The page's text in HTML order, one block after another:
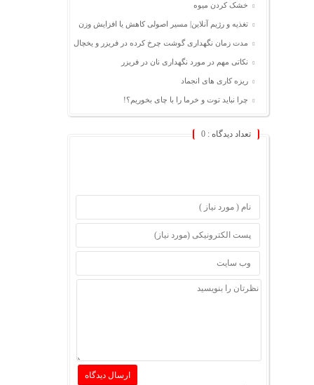
خشک کردن میوه
تغذیه و رژیم آنلاین| مسیر اصولی کاهش یا افزایش وزن
مدت زمان نگهداری گوشت چرخ کرده در فریزر و یخچال
نکاتی مهم در مورد نگهداری نان در فریزر
ریزه کاری های انجماد
چرا نباید توت و خرما را با چای بخوریم؟!
تعداد دیدگاه : 0